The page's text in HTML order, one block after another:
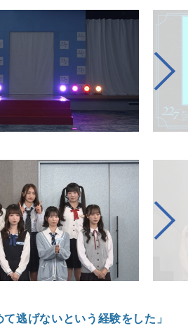
逃げないという経験をした」